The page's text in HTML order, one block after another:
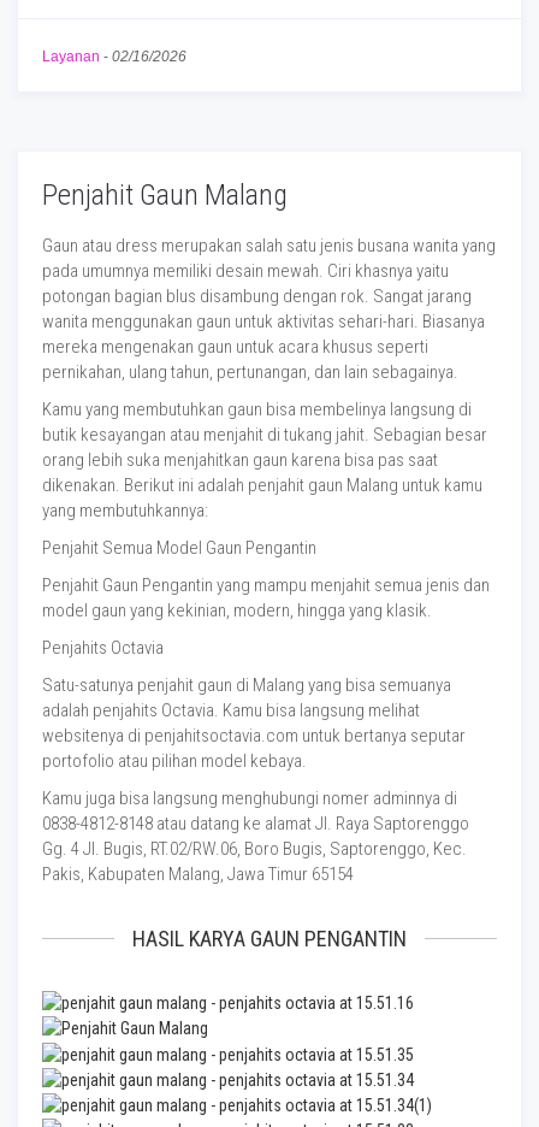
Layanan - 02/16/2026
Penjahit Gaun Malang
Gaun atau dress merupakan salah satu jenis busana wanita yang
pada umumnya memiliki desain mewah. Ciri khasnya yaitu
potongan bagian blus disambung dengan rok. Sangat jarang
wanita menggunakan gaun untuk aktivitas sehari-hari. Biasanya
mereka mengenakan gaun untuk acara khusus seperti
pernikahan, ulang tahun, pertunangan, dan lain sebagainya.
Kamu yang membutuhkan gaun bisa membelinya langsung di
butik kesayangan atau menjahit di tukang jahit. Sebagian besar
orang lebih suka menjahitkan gaun karena bisa pas saat
dikenakan. Berikut ini adalah penjahit gaun Malang untuk kamu
yang membutuhkannya:
Penjahit Semua Model Gaun Pengantin
Penjahit Gaun Pengantin yang mampu menjahit semua jenis dan
model gaun yang kekinian, modern, hingga yang klasik.
Penjahits Octavia
Satu-satunya penjahit gaun di Malang yang bisa semuanya
adalah penjahits Octavia. Kamu bisa langsung melihat
websitenya di penjahitsoctavia.com untuk bertanya seputar
portofolio atau pilihan model kebaya.
Kamu juga bisa langsung menghubungi nomer adminnya di
0838-4812-8148 atau datang ke alamat Jl. Raya Saptorenggo
Gg. 4 Jl. Bugis, RT.02/RW.06, Boro Bugis, Saptorenggo, Kec.
Pakis, Kabupaten Malang, Jawa Timur 65154
HASIL KARYA GAUN PENGANTIN